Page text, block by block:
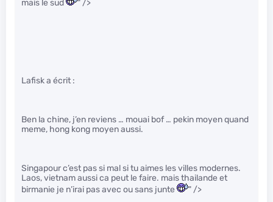
mais le sud
" />
Lafisk a écrit :
Ben la chine, j’en reviens … mouai bof … pekin moyen quand
meme, hong kong moyen aussi.
Singapour c’est pas si mal si tu aimes les villes modernes.
Laos, vietnam aussi ca peut le faire. mais thailande et
birmanie je n’irai pas avec ou sans junte
" />